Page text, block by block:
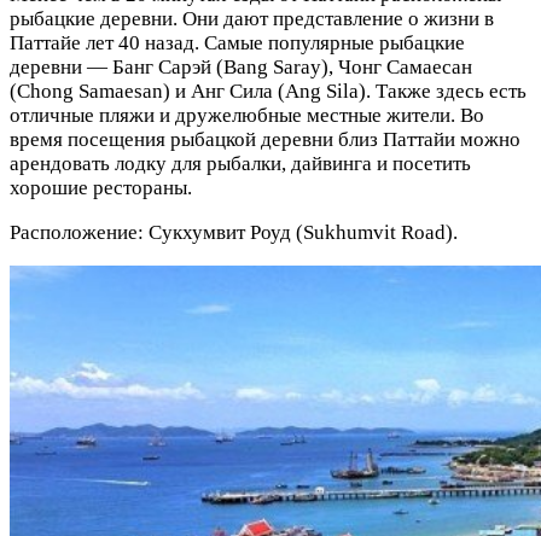
рыбацкие деревни. Они дают представление о жизни в
Паттайе лет 40 назад. Самые популярные рыбацкие
деревни — Банг Сарэй (Bang Saray), Чонг Самаесан
(Chong Samaesan) и Анг Сила (Ang Sila). Также здесь есть
отличные пляжи и дружелюбные местные жители. Во
время посещения рыбацкой деревни близ Паттайи можно
арендовать лодку для рыбалки, дайвинга и посетить
хорошие рестораны.
Расположение: Сукхумвит Роуд (Sukhumvit Road).